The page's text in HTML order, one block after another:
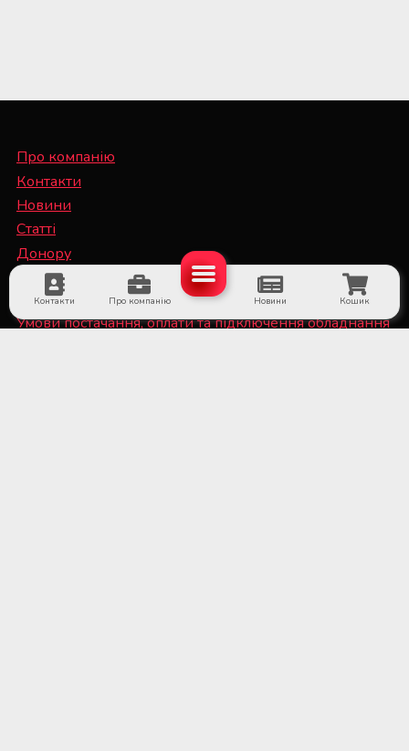
Контакти Про компанію Новини Кошик
Про компанію
Контакти
Новини
Статті
Донору
Спеціалісту
Умови постачання, оплати та підключення обладнання